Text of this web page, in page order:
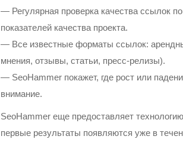
— Регулярная проверка качества ссылок
показателей качества проекта.
— Все известные форматы ссылок:
мнения, отзывы, статьи, пресс-релизы).
— SeoHammer покажет, где рост или
внимание.
SeoHammer еще предоставляет
первые результаты появляются уже в